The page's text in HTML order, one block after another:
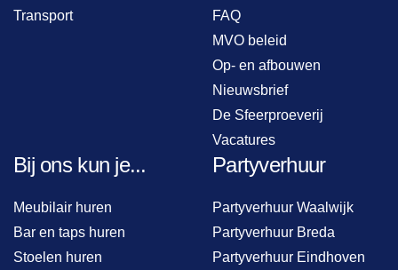
Transport
FAQ
MVO beleid
Op- en afbouwen
Nieuwsbrief
De Sfeerproeverij
Vacatures
Bij ons kun je...
Meubilair huren
Bar en taps huren
Stoelen huren
Partyverhuur
Partyverhuur Waalwijk
Partyverhuur Breda
Partyverhuur Eindhoven